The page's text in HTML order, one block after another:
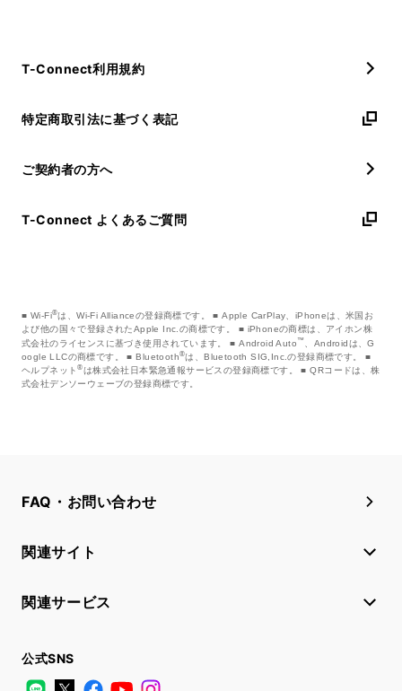
T-Connect利用規約
特定商取引法に基づく表記
ご契約者の方へ
T-Connect よくあるご質問
Wi-Fi®は、Wi-Fi Allianceの登録商標です。
Apple CarPlay、iPhoneは、米国お
よび他の国々で登録されたApple Inc.の商標です。
iPhoneの商標は、アイホン株
式会社のライセンスに基づき使用されています。
Android Auto ™
、Androidは、G
oogle LLCの商標です。
Bluetooth®は、Bluetooth SIG,Inc.の登録商標です。
ヘルプネット®は株式会社日本緊急通報サービスの登録商標です。
QRコードは、株
式会社デンソーウェーブの登録商標です。
FAQ・お問い合わせ
関連サイト
関連サービス
公式SNS
LINE
X FacebookYouTube